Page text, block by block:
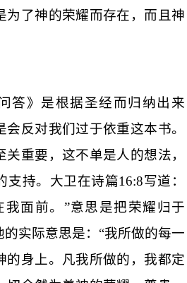
为了神的荣耀而存在，而且神
答》是根据圣经而归纳出来
反对我们过于依重这本书。
重要，这不单是人的想法，
支持。大卫在诗篇16:8写道：
我面前。”意思是把荣耀归于
实际意思是：“我所做的每一
的身上。凡我所做的，我都定